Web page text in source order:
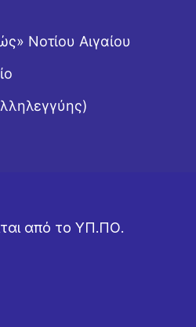
Νοτίου Αιγαίου
από το ΥΠ.ΠΟ.